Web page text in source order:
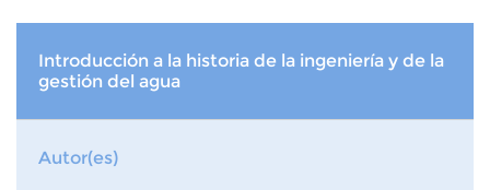
Introducción a la historia de la ingeniería y de la
gestión del agua
Autor(es)